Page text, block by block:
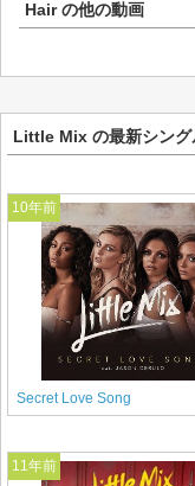
Hairの他の動画
Little Mix の最新シング
10年前
Secret Love Song
11年前